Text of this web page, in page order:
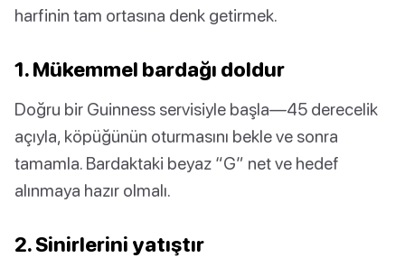
harfinin tam ortasına denk getirmek.
1. Mükemmel bardağı doldur
Doğru bir Guinness servisiyle başla—45 derecelik
açıyla, köpüğünün oturmasını bekle ve sonra
tamamla. Bardaktaki beyaz “G” net ve hedef
alınmaya hazır olmalı.
2. Sinirlerini yatıştır